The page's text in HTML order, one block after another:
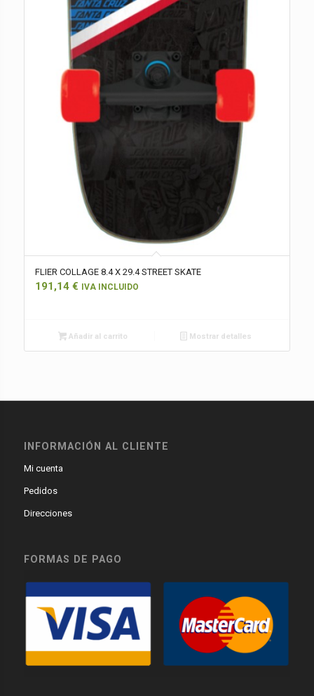
FLIER COLLAGE 8.4 X 29.4 STREET SKATE
191,14 € IVA INCLUIDO
Añadir al carrito Mostrar detalles
INFORMACIÓN AL CLIENTE
Mi cuenta
Pedidos
Direcciones
FORMAS DE PAGO